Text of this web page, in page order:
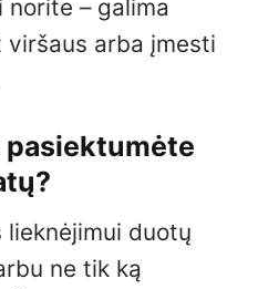
– galima
arba įmesti
duotų
ne tik ką